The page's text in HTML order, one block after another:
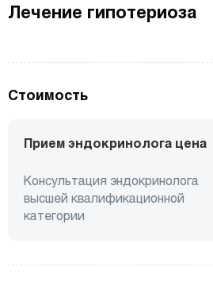
Лечение гипотериоза
Стоимость
Прием эндокринолога цена
Консультация эндокринолога
высшей квалификационной
категории